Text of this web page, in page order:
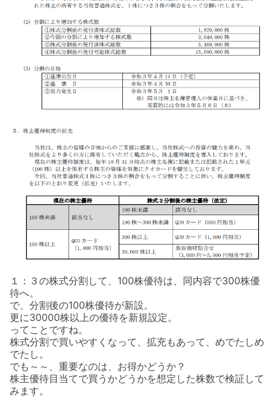
１：３の株式分割して、100株優待は、同内容で300株優
待へ。
で、分割後の100株優待が新設。
更に30000株以上の優待を新規設定。
ってことですね。
株式分割で買いやすくなって、拡充もあって、めでたしめ
でたし。
でも～～、重要なのは、お得かどうか？
株主優待目当てで買うかどうかを想定した株数で検証して
みます。